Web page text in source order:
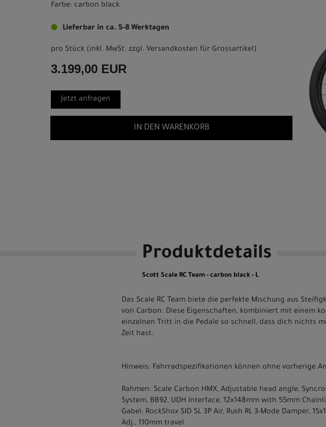
Farbe: carbon black
Lieferbar in ca. 5-8 Werktagen
pro Stück (inkl. MwSt. zzgl. Versandkosten für Grossartikel)
3.199,00 EUR
Jetzt anfragen
IN DEN WARENKORB
Produktdetails
Scott Scale RC Team - carbon black - L
Das Scale RC Team biete die perfekte Mischung aus
von Carbon. Diese Eigenschaften, kombiniert mit einem
einzelnen Tritt in die Pedale so schnell, dass dich nichts
Zeit hast.
Hinweis: Fahrradspezifikationen können ohne vorherige
Rahmen: Scale Carbon HMX, Adjustable head angle,
System, BB92, UDH Interface, 12x148mm with 55mm
Gabel: RockShox SID SL 3P Air, Rush RL 3-Mode Damper,
Adj., 110mm travel